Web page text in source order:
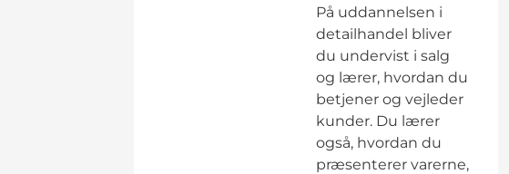
På uddannelsen i
detailhandel bliver
du undervist i salg
og lærer, hvordan du
betjener og vejleder
kunder. Du lærer
også, hvordan du
præsenterer varerne,